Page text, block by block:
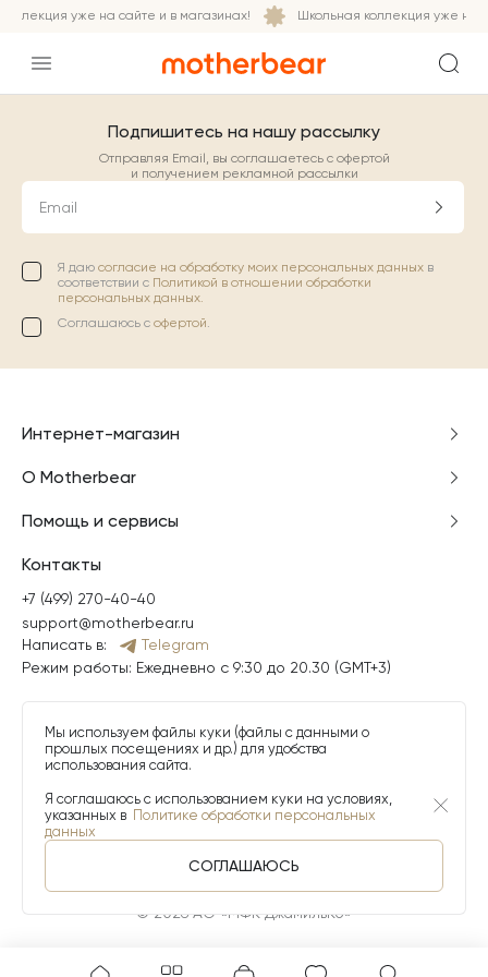
уже на сайте и в магазинах! Школьная коллекция уже на
Подпишитесь на нашу рассылку
Отправляя Email, вы соглашаетесь с офертой
и получением рекламной рассылки
Email
Я даю согласие на обработку моих персональных данных в
соответствии с Политикой в отношении обработки
персональных данных.
Соглашаюсь с офертой.
Интернет-магазин
О Motherbear
Помощь и сервисы
Контакты
+7 (499) 270-40-40
support@motherbear.ru
Написать в:
Telegram
Режим работы: Ежедневно с 9:30 до 20.30 (GMT+3)
© 2026 АО «МФК ДжамильКо»
Мы используем файлы куки (файлы с данными о
прошлых посещениях и др.) для удобства
использования сайта.
Я соглашаюсь с использованием куки на условиях,
указанных в Политике обработки персональных
данных
СОГЛАШАЮСЬ